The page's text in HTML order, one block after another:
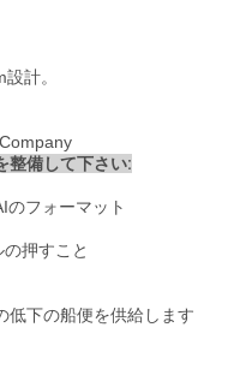
計。
整備して下さい:
のフォーマット
押すこと
低下の船便を供給します